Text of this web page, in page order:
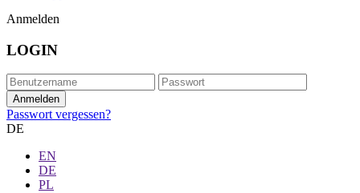
Anmelden
LOGIN
Passwort vergessen?
DE
EN
DE
PL